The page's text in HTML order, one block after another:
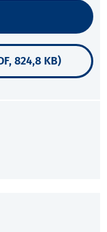
824,8 KB)